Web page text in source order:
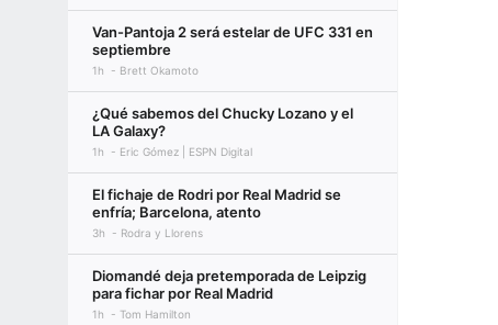
Van-Pantoja 2 será estelar de UFC 331 en
septiembre
1h Brett Okamoto
¿Qué sabemos del Chucky Lozano y el
LA Galaxy?
1h Eric Gómez | ESPN Digital
El fichaje de Rodri por Real Madrid se
enfría; Barcelona, atento
3h Rodra y Llorens
Diomandé deja pretemporada de Leipzig
para fichar por Real Madrid
1h Tom Hamilton